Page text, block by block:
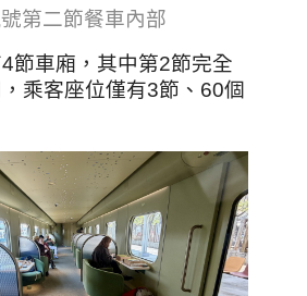
第二節餐車內部
節車廂，其中第2節完全
乘客座位僅有3節、60個